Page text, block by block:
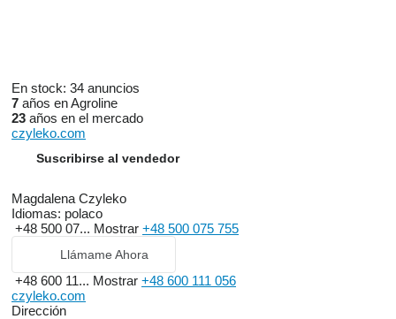
En stock: 34 anuncios
7 años en Agroline
23 años en el mercado
czyleko.com
Suscribirse al vendedor
Magdalena Czyleko
Idiomas: polaco
+48 500 07... Mostrar +48 500 075 755
Llámame Ahora
+48 600 11... Mostrar +48 600 111 056
czyleko.com
Dirección